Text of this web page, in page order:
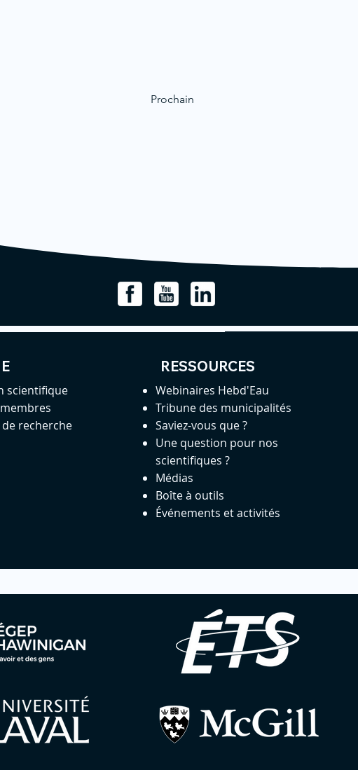
Prochain
scientifique
recherche
RESSOURCES
Webinaires Hebd'Eau
Tribune des municipalités
Saviez-vous que ?
Une question pour nos
scientifiques ?
Médias
Boîte à outils
Événements et activités